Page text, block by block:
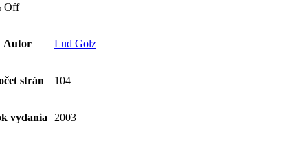
Off
Autor Lud Golz
strán 104
vydania 2003